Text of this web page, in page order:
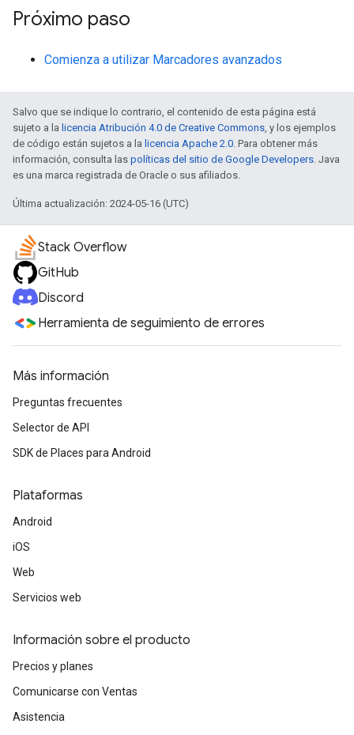
Próximo paso
Comienza a utilizar Marcadores avanzados
Salvo que se indique lo contrario, el contenido de esta página está
sujeto a la licencia Atribución 4.0 de Creative Commons , y los ejemplos
de código están sujetos a la licencia Apache 2.0 . Para obtener más
información, consulta las políticas del sitio de Google Developers . Java
es una marca registrada de Oracle o sus afiliados.
Última actualización: 2024-05-16 (UTC)
Stack Overflow
GitHub
Discord
Herramienta de seguimiento de errores
Más información
Preguntas frecuentes
Selector de API
SDK de Places para Android
Plataformas
Android
iOS
Web
Servicios web
Información sobre el producto
Precios y planes
Comunicarse con Ventas
Asistencia